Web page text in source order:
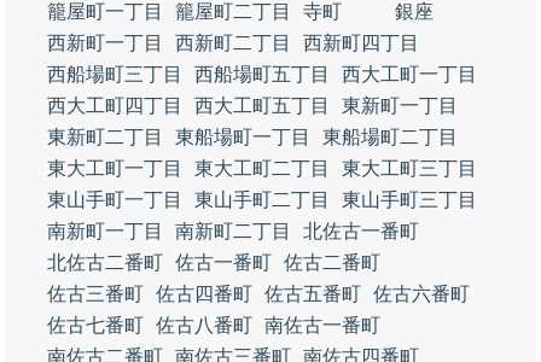
籠屋町一丁目
籠屋町二丁目 寺町
銀座
西新町一丁目
西新町二丁目
西新町四丁目
西船場町三丁目
西船場町五丁目
西大工町一丁目
西大工町四丁目
西大工町五丁目
東新町一丁目
東新町二丁目
東船場町一丁目
東船場町二丁目
東大工町一丁目
東大工町二丁目
東大工町三丁目
東山手町一丁目
東山手町二丁目
東山手町三丁目
南新町一丁目
南新町二丁目
北佐古一番町
北佐古二番町 佐古一番町 佐古二番町
佐古三番町 佐古四番町 佐古五番町 佐古六番町
佐古七番町 佐古八番町 南佐古一番町
南佐古二番町 南佐古三番町 南佐古四番町